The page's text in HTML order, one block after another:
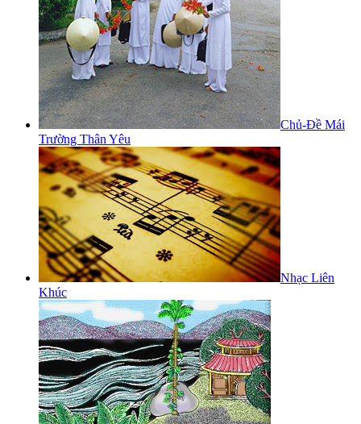
Chủ-Đề Mái
Trường Thân Yêu
Nhạc Liên
Khúc